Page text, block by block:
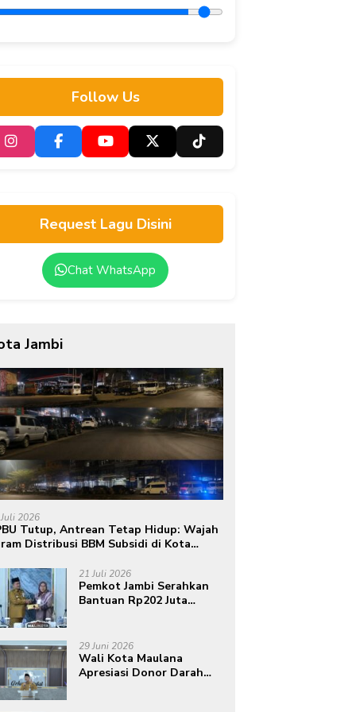
Pendidikan di Jambi
Follow Us
Request Lagu Disini
Chat WhatsApp
Jambi
2026
Tutup, Antrean Tetap Hidup: Wajah
Distribusi BBM Subsidi di Kota
21 Juli 2026
Pemkot Jambi Serahkan
Bantuan Rp202 Juta
29 Juni 2026
Wali Kota Maulana
Apresiasi Donor Darah